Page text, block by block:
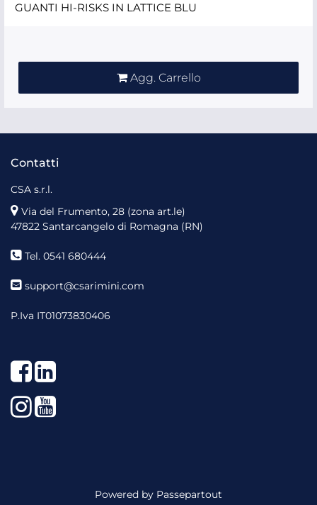
GUANTI HI-RISKS IN LATTICE BLU
Agg. Carrello
Contatti
CSA s.r.l.
Via del Frumento, 28 (zona art.le)
47822 Santarcangelo di Romagna (RN)
Tel. 0541 680444
support@csarimini.com
P.Iva IT01073830406
Facebook
LinkedIn
Instagram
YouTube
Powered by Passepartout